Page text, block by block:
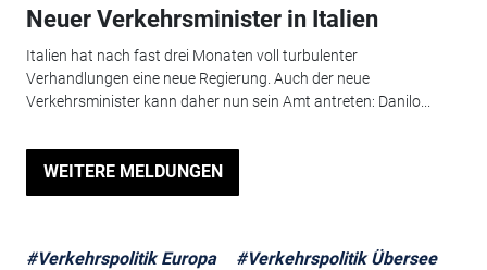
Neuer Verkehrsminister in Italien
Italien hat nach fast drei Monaten voll turbulenter
Verhandlungen eine neue Regierung. Auch der neue
Verkehrsminister kann daher nun sein Amt antreten: Danilo...
WEITERE MELDUNGEN
#Verkehrspolitik Europa
#Verkehrspolitik Übersee